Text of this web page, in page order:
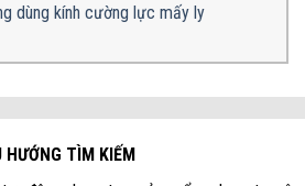
dùng kính cường lực mấy ly
HƯỚNG TÌM KIẾM